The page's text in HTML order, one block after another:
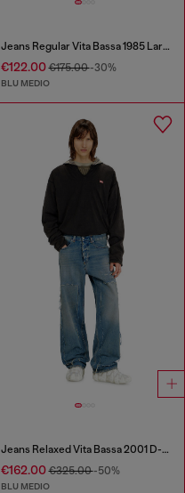
Jeans Regular Vita Bassa 1985 Larkee
€122.00€175.00-30%
BLU MEDIO
Jeans Relaxed Vita Bassa 2001 D-Macro
€162.00€325.00-50%
BLU MEDIO